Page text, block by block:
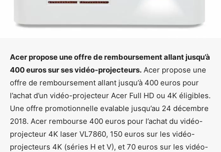
Acer propose une offre de remboursement allant jusqu’à
400 euros sur ses vidéo-projecteurs. Acer propose une
offre de remboursement allant jusqu’à 400 euros pour
l’achat d’un vidéo-projecteur Acer Full HD ou 4K éligibles.
Une offre promotionnelle evalable jusqu’au 24 décembre
2018. Acer rembourse 400 euros pour l’achat du vidéo-
projecteur 4K laser VL7860, 150 euros sur les vidéo-
projecteurs 4K (séries H et V), et 70 euros sur les vidéo-